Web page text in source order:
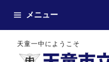
天童一中にようこそ
メニュー